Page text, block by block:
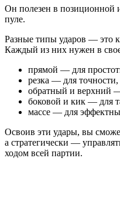
Он полезен в позиционной
пуле.
Разные типы ударов — это
Каждый из них нужен в
прямой — для
резка — для точности,
обратный и верхний
боковой и кик — для
массе — для
Освоив эти удары, вы
а стратегически —
ходом всей партии.